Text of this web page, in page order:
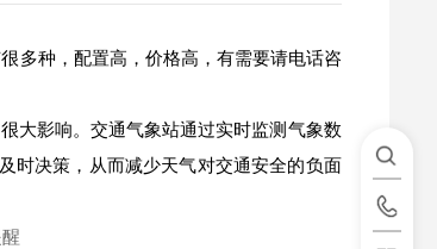
多种，配置高，价格高，有需要请电话咨
大影响。交通气象站通过实时监测气象数
时决策，从而减少天气对交通安全的负面